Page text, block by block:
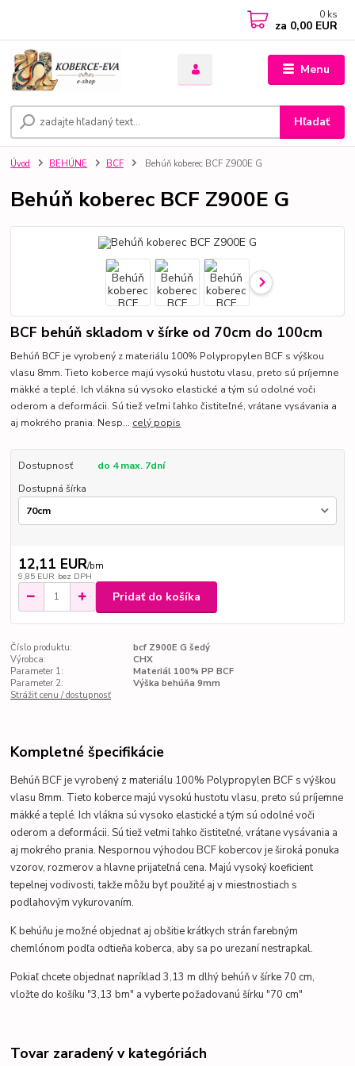
Menu
Hľadať
0 ks
za 0,00 EUR
Úvod BEHÚNE BCF Behúň koberec BCF Z900E G
Behúň koberec BCF Z900E G
BCF behúň skladom v šírke od 70cm do 100cm
Behúň BCF je vyrobený z materiálu 100% Polypropylen BCF s výškou
vlasu 8mm. Tieto koberce majú vysokú hustotu vlasu, preto sú príjemne
mäkké a teplé. Ich vlákna sú vysoko elastické a tým sú odolné voči
oderom a deformácii. Sú tiež veľmi ľahko čistiteľné, vrátane vysávania a
aj mokrého prania. Nesp... celý popis
Dostupnosť
do 4 max. 7dní
Dostupná šírka
12,11 EUR/bm
9,85 EUR bez DPH
Pridať do košíka
Číslo produktu:
bcf Z900E G šedý
Výrobca:
CHX
Parameter 1:
Materiál 100% PP BCF
Parameter 2:
Výška behúňa 9mm
Strážiť cenu / dostupnosť
Kompletné špecifikácie
Behúň BCF je vyrobený z materiálu 100% Polypropylen BCF s výškou
vlasu 8mm. Tieto koberce majú vysokú hustotu vlasu, preto sú príjemne
mäkké a teplé. Ichvlákna sú vysoko elastické a tým sú odolné voči
oderom a deformácii. Sú tiež veľmi ľahko čistiteľné, vrátane vysávania a
aj mokrého prania. Nespornou výhodou BCF kobercov je široká ponuka
vzorov, rozmerov a hlavne prijateľná cena.Majú vysoký koeficient
tepelnej vodivosti, takže môžu byť použité aj v miestnostiach s
podlahovým vykurovaním.
K behúňu je možné objednať aj obšitie krátkych strán farebným
chemlónom podľa odtieňa koberca, aby sa po urezaní nestrapkal.
Pokiaľ chcete objednať napríklad 3,13 m dlhý behúň v šírke 70 cm,
vložte do košíku "3,13 bm" a vyberte požadovanú šírku "70 cm"
Tovar zaradený v kategóriách